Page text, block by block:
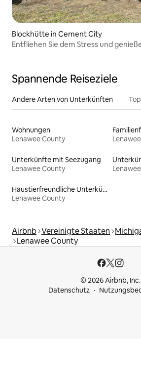
Blockhütte in Cement City
Entfliehen Sie dem Stress und
Spannende Reiseziele
Andere Arten von Unterkünften
Wohnungen
Lenawee County
Unterkünfte mit Seezugang
Lenawee County
Haustierfreundliche Unterkünfte
Lenawee County
Airbnb Vereinigte Staaten
Lenawee County
© 2026 Airbnb, Inc.
Datenschutz